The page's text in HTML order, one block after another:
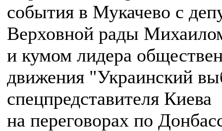
события в Мукачево с
Верховной рады
и кумом лидера
движения "Украинский
спецпредставителя Киева
на переговорах по